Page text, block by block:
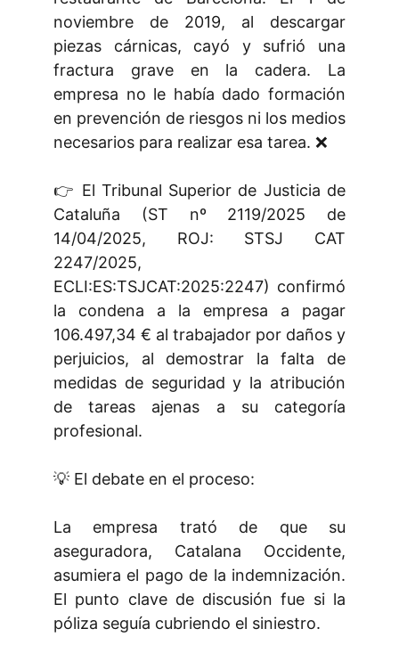
noviembre de 2019, al descargar
piezas cárnicas, cayó y sufrió una
fractura grave en la cadera. La
empresa no le había dado formación
en prevención de riesgos ni los medios
necesarios para realizar esa tarea. ❌
👉 El Tribunal Superior de Justicia de
Cataluña (ST nº 2119/2025 de
14/04/2025, ROJ: STSJ CAT
2247/2025,
ECLI:ES:TSJCAT:2025:2247) confirmó
la condena a la empresa a pagar
106.497,34 € al trabajador por daños y
perjuicios, al demostrar la falta de
medidas de seguridad y la atribución
de tareas ajenas a su categoría
profesional.
💡 El debate en el proceso:
La empresa trató de que su
aseguradora, Catalana Occidente,
asumiera el pago de la indemnización.
El punto clave de discusión fue si la
póliza seguía cubriendo el siniestro.